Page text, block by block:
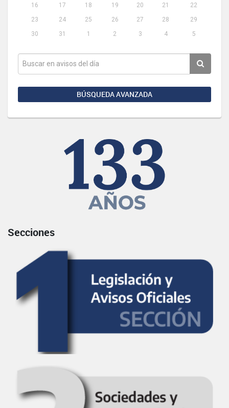
16
17 18 19 20 21
22
23
24 25 26 27 28
29
30
31 1 2 3 4 5
BÚSQUEDA AVANZADA
Secciones